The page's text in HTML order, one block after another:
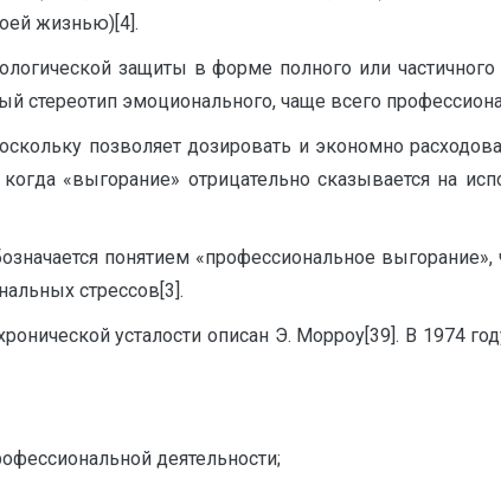
жизнью)[4].
защиты в форме полного или
стереотип эмоционального, чаще всего
позволяет дозировать и экономно
«выгорание» отрицательно сказывается на
понятием «профессиональное
стрессов[3].
усталости описан Э. Морроу[39]. В 1974
деятельности;